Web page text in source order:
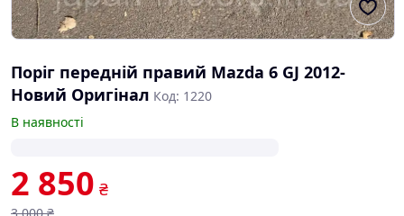
Поріг передній правий Mazda 6 GJ 2012-
Новий Оригінал Код: 1220
В наявності
2 850 ₴